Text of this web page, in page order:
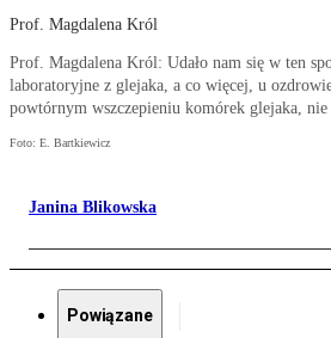
Prof. Magdalena Król
Prof. Magdalena Król: Udało nam się w ten
laboratoryjne z glejaka, a co więcej, u
powtórnym wszczepieniu komórek glejaka, nie
Foto: E. Bartkiewicz
Janina Blikowska
Powiązane